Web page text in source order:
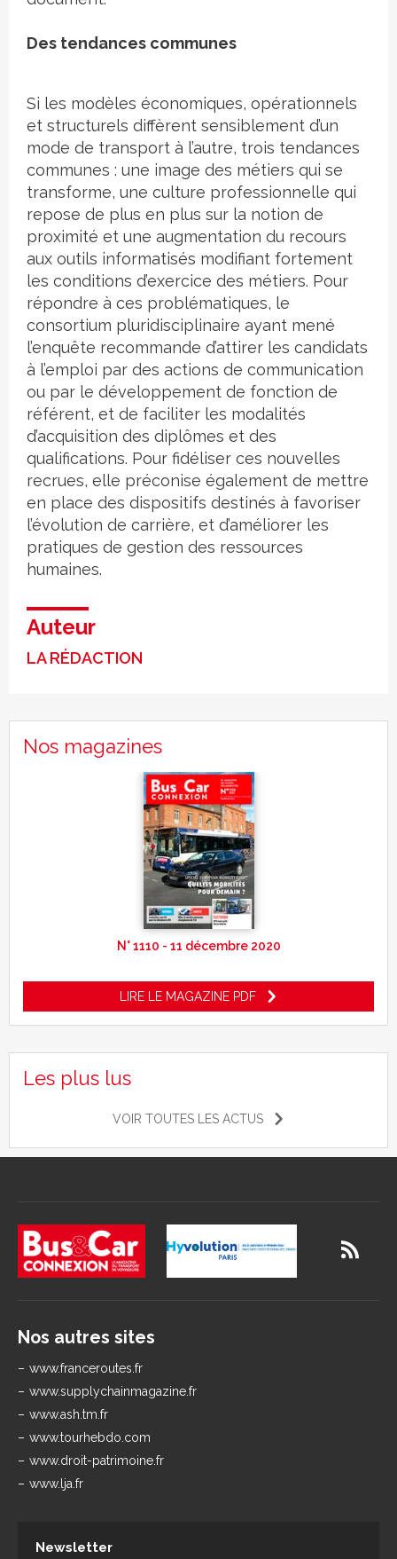
Des tendances communes
Si les modèles économiques, opérationnels
et structurels diffèrent sensiblement d’un
mode de transport à l’autre, trois tendances
communes : une image des métiers qui se
transforme, une culture professionnelle qui
repose de plus en plus sur la notion de
proximité et une augmentation du recours
aux outils informatisés modifiant fortement
les conditions d’exercice des métiers. Pour
répondre à ces problématiques, le
consortium pluridisciplinaire ayant mené
l’enquête recommande d’attirer les candidats
à l’emploi par des actions de communication
ou par le développement de fonction de
référent, et de faciliter les modalités
d’acquisition des diplômes et des
qualifications. Pour fidéliser ces nouvelles
recrues, elle préconise également de mettre
en place des dispositifs destinés à favoriser
l’évolution de carrière, et d’améliorer les
pratiques de gestion des ressources
humaines.
Auteur
LA RÉDACTION
Nos magazines
N° 1110 - 11 décembre 2020
LIRE LE MAGAZINE PDF
Les plus lus
VOIR TOUTES LES ACTUS
Nos autres sites
www.franceroutes.fr
www.supplychainmagazine.fr
www.ash.tm.fr
www.tourhebdo.com
www.droit-patrimoine.fr
www.lja.fr
Newsletter